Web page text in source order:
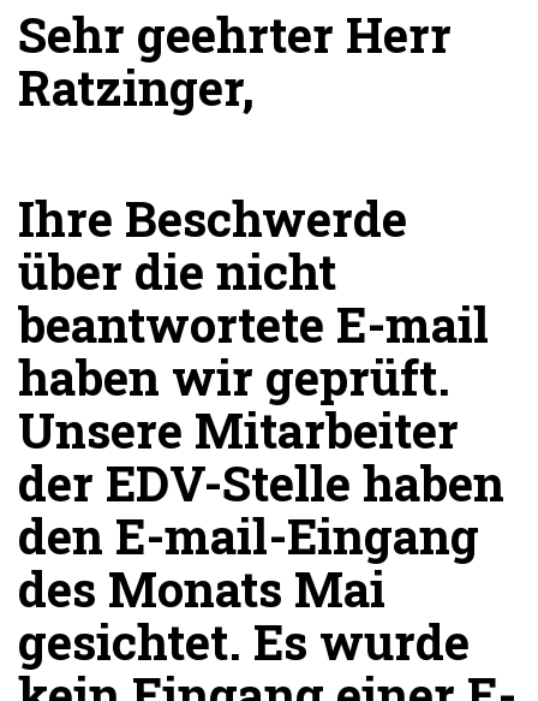
Sehr geehrter Herr
Ratzinger,
Ihre Beschwerde
über die nicht
beantwortete E-mail
haben wir geprüft.
Unsere Mitarbeiter
der EDV-Stelle haben
den E-mail-Eingang
des Monats Mai
gesichtet. Es wurde